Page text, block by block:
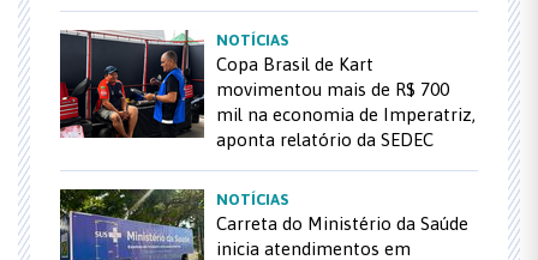
NOTÍCIAS
Copa Brasil de Kart
movimentou mais de R$ 700
mil na economia de Imperatriz,
aponta relatório da SEDEC
NOTÍCIAS
Carreta do Ministério da Saúde
inicia atendimentos em